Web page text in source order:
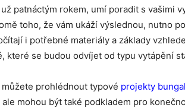
patnáctým rokem, umí poradit s vašimi
toho, že vám ukáží výslednou, nutno
i potřebné materiály a základy
které se budou odvíjet od typu vytápění
můžete prohlédnout typové projekty
mohou být také podkladem pro